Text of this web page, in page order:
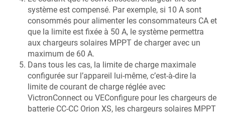
système est compensé. Par exemple, si 10 A sont
consommés pour alimenter les consommateurs CA et
que la limite est fixée à 50 A, le système permettra
aux chargeurs solaires MPPT de charger avec un
maximum de 60 A.
Dans tous les cas, la limite de charge maximale
configurée sur l’appareil lui-même, c’est-à-dire la
limite de courant de charge réglée avec
VictronConnect ou VEConfigure pour les chargeurs de
batterie CC-CC Orion XS, les chargeurs solaires MPPT